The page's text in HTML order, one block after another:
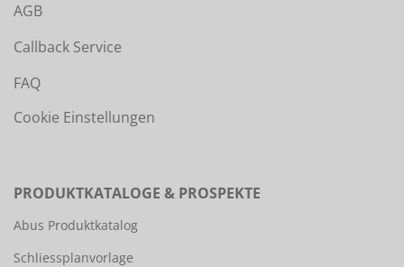
AGB
Callback Service
FAQ
Cookie Einstellungen
PRODUKTKATALOGE & PROSPEKTE
Abus Produktkatalog
Schliessplanvorlage